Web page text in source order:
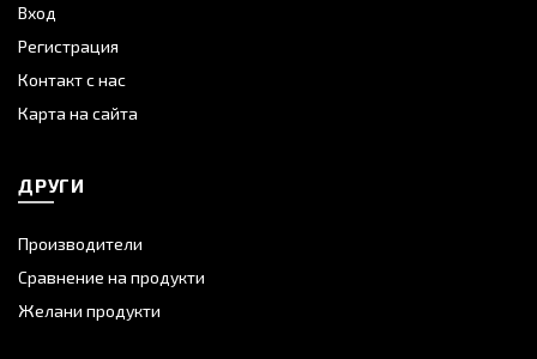
Вход
Регистрация
Контакт с нас
Карта на сайта
ДРУГИ
Производители
Сравнение на продукти
Желани продукти